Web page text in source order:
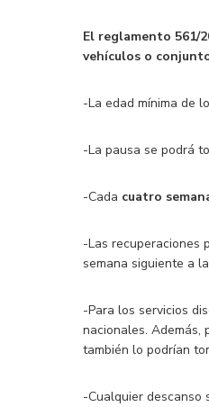
El reglamento 561/
vehículos o
-La edad mínima de
-La pausa se podrá
-Cada cuatro
-Las recuperaciones
semana siguiente a
-Para los servicios
nacionales. Además,
también lo podrían
-Cualquier descanso